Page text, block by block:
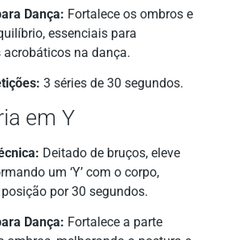
Dança: Fortalece os ombros e
essenciais para
na dança.
3 séries de 30 segundos.
em Y
Deitado de bruços, eleve
um ‘Y’ com o corpo,
por 30 segundos.
Dança: Fortalece a parte